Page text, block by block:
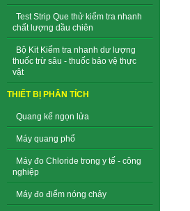
Test Strip Que thử kiểm tra nhanh
chất lượng dầu chiên
Bộ Kit Kiểm tra nhanh dư lượng
thuốc trừ sâu - thuốc bảo vệ thực
vật
THIẾT BỊ PHÂN TÍCH
Quang kế ngọn lửa
Máy quang phổ
Máy đo Chloride trong y tế - công
nghiệp
Máy đo điểm nóng chảy